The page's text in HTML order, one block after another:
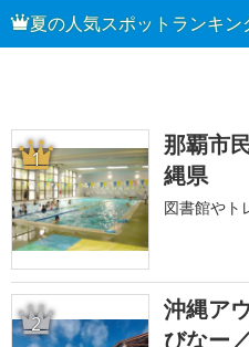
夏の人気スポットランキン
1
那覇市
縄県
図書館やト
2
沖縄ア
びなー